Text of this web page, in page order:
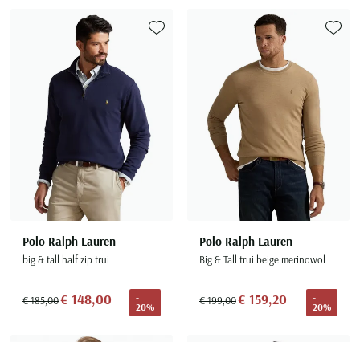
Polo Ralph Lauren
big & tall half zip trui
€ 185,00€ 148,00
-
20%
Toevoegen aan favorieten
Polo Ralph Lauren
Big & Tall trui beige merinowol
€ 199,00€ 159,20
-
20%